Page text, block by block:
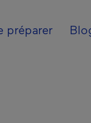
préparer